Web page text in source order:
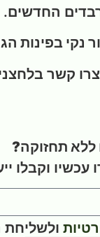
החדשים.
נקי בפינות
קשר
ללא תחזוקה?
וקבלו